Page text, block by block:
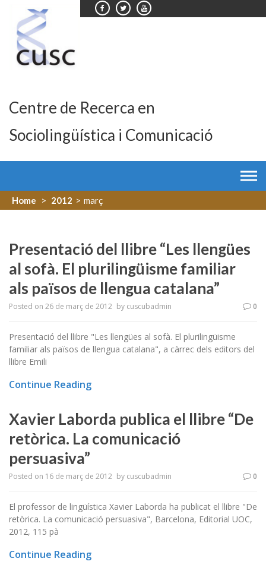
content
Centre de Recerca en
Sociolingüística i Comunicació
Home > 2012 > març
Presentació del llibre “Les llengües
al sofà. El plurilingüisme familiar
als països de llengua catalana”
Posted on 26 de març de 2012 by cuscubadmin 0
Presentació del llibre "Les llengües al sofà. El plurilingüisme
familiar als països de llengua catalana", a càrrec dels editors del
llibre Emili
Continue Reading
Xavier Laborda publica el llibre “De
retòrica. La comunicació
persuasiva”
Posted on 16 de març de 2012 by cuscubadmin 0
El professor de lingüística Xavier Laborda ha publicat el llibre "De
retòrica. La comunicació persuasiva", Barcelona, Editorial UOC,
2012, 115 pà
Continue Reading